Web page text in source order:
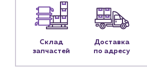
Контакты
Контактные данные
Наши партнёры
Чат-бот
Склад
запчастей
Доставка
по адресу